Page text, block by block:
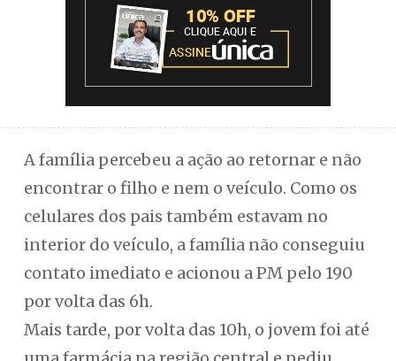
A família percebeu a ação ao retornar e não
encontrar o filho e nem o veículo. Como os
celulares dos pais também estavam no
interior do veículo, a família não conseguiu
contato imediato e acionou a PM pelo 190
por volta das 6h.
Mais tarde, por volta das 10h, o jovem foi até